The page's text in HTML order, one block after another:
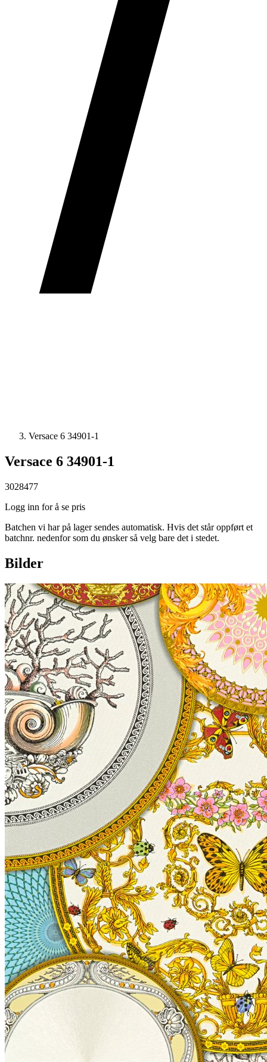
Versace 6 34901-1
Versace 6 34901-1
3028477
Logg inn for å se pris
Batchen vi har på lager sendes automatisk. Hvis det står oppført et
batchnr. nedenfor som du ønsker så velg bare det i stedet.
Bilder